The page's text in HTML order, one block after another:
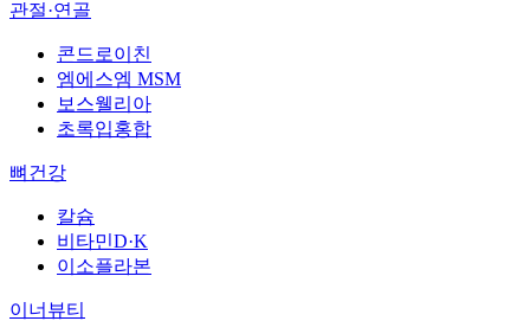
관절·연골
콘드로이친
엠에스엠 MSM
보스웰리아
초록입홍합
뼈건강
칼슘
비타민D·K
이소플라본
이너뷰티